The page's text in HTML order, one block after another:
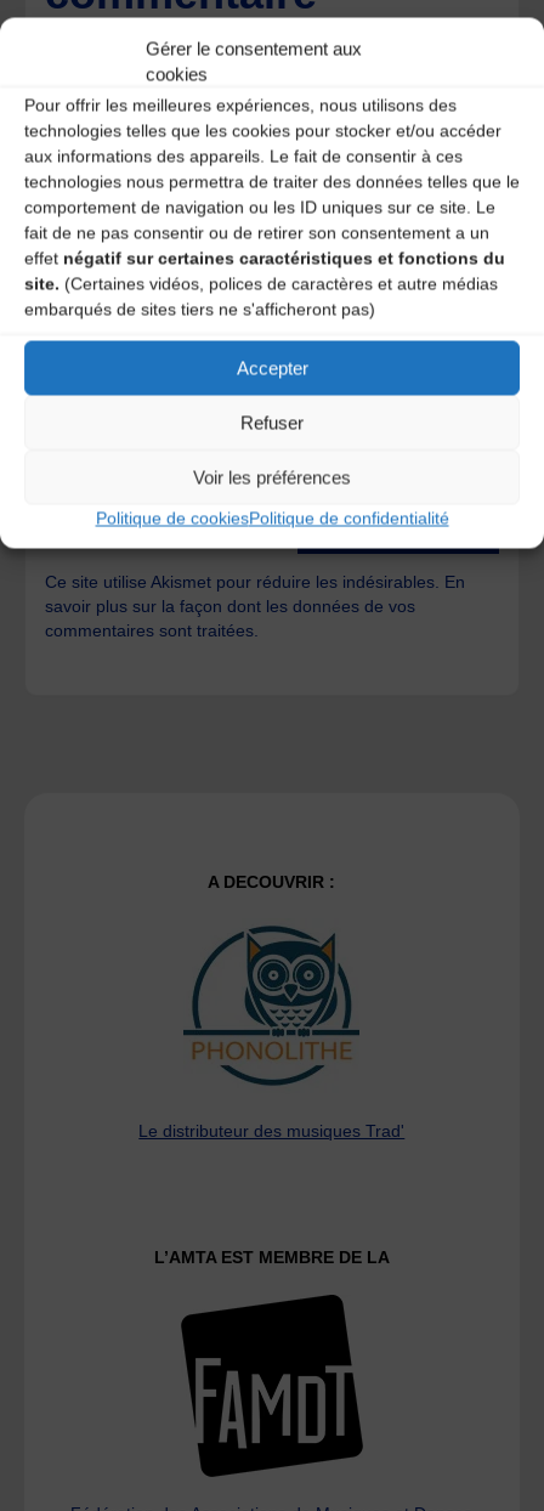
Gérer le consentement aux
cookies
Pour offrir les meilleures expériences, nous utilisons des
technologies telles que les cookies pour stocker et/ou accéder
aux informations des appareils. Le fait de consentir à ces
technologies nous permettra de traiter des données telles que le
comportement de navigation ou les ID uniques sur ce site. Le
fait de ne pas consentir ou de retirer son consentement a un
effet négatif sur certaines caractéristiques et fonctions du
site. (Certaines vidéos, polices de caractères et autre médias
embarqués de sites tiers ne s'afficheront pas)
Accepter
Refuser
Voir les préférences
Politique de cookiesPolitique de confidentialité
Votre adresse e-mail ne sera pas publiée.
obligatoires sont indiqués avec *
Save my name, email, and site URL in my browser for next
Ce site utilise Akismet pour réduire les indésirables. En
savoir plus sur la façon dont les données de vos
commentaires sont traitées
A DECOUVRIR :
Le distributeur des musiques Trad'
L’AMTA EST MEMBRE DE LA